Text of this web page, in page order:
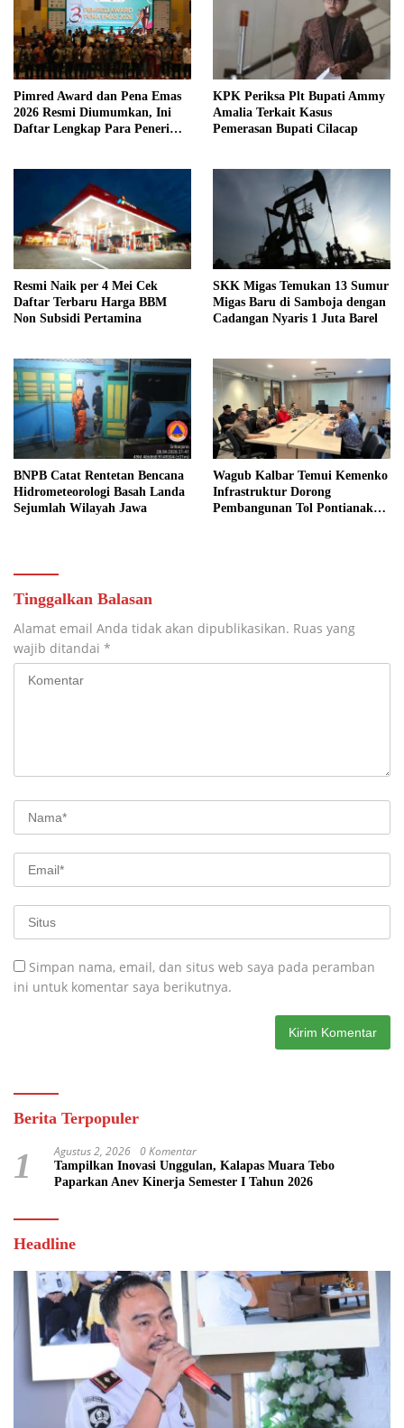
Pimred Award dan Pena Emas
2026 Resmi Diumumkan, Ini
Daftar Lengkap Para Penerima
KPK Periksa Plt Bupati Ammy
Amalia Terkait Kasus
Pemerasan Bupati Cilacap
Resmi Naik per 4 Mei Cek
Daftar Terbaru Harga BBM
Non Subsidi Pertamina
SKK Migas Temukan 13 Sumur
Migas Baru di Samboja dengan
Cadangan Nyaris 1 Juta Barel
BNPB Catat Rentetan Bencana
Hidrometeorologi Basah Landa
Sejumlah Wilayah Jawa
Wagub Kalbar Temui Kemenko
Infrastruktur Dorong
Pembangunan Tol Pontianak
Tinggalkan Balasan
Alamat email Anda tidak akan dipublikasikan. Ruas yang
wajib ditandai *
Simpan nama, email, dan situs web saya pada peramban
ini untuk komentar saya berikutnya.
Berita Terpopuler
1 Agustus 2, 2026 0 Komentar
Tampilkan Inovasi Unggulan, Kalapas Muara Tebo
Paparkan Anev Kinerja Semester I Tahun 2026
Headline